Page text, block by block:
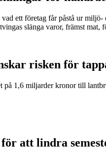
ett företag får påstå ur
slänga varor, främst mat,
risken för
på 1,6 miljarder kronor till
att lindra